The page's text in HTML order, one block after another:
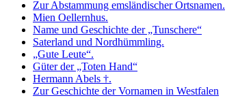
Zur Abstammung emsländischer Ortsnamen.
Mien Oellernhus.
Name und Geschichte der „Tunschere“
Saterland und Nordhümmling.
„Gute Leute“.
Güter der „Toten Hand“
Hermann Abels †.
Zur Geschichte der Vornamen in Westfalen